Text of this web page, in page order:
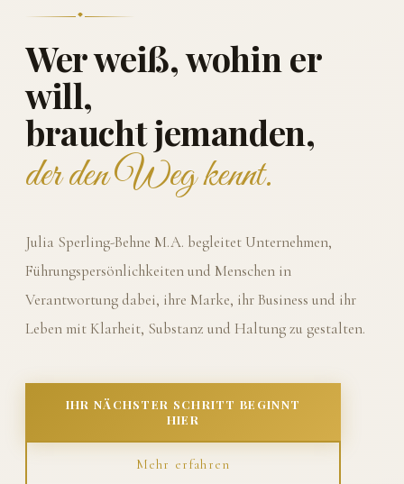
Wer weiß, wohin er
will,
braucht jemanden,
der den Weg kennt.
Julia Sperling-Behne M.A. begleitet Unternehmen,
Führungspersönlichkeiten und Menschen in
Verantwortung dabei, ihre Marke, ihr Business und ihr
Leben mit Klarheit, Substanz und Haltung zu gestalten.
IHR NÄCHSTER SCHRITT BEGINNT
HIER
Mehr erfahren